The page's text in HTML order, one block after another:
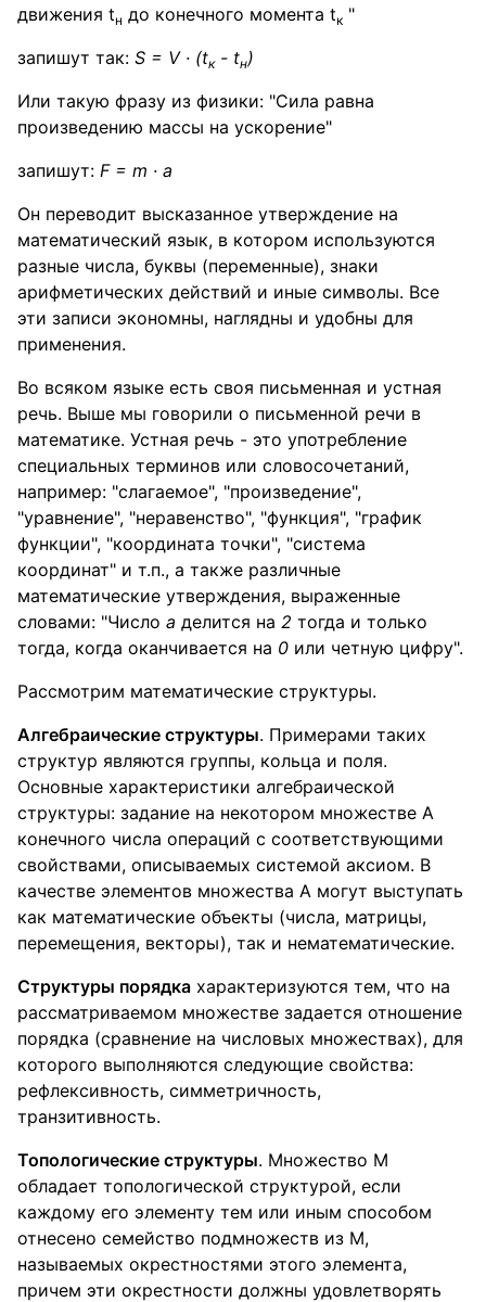
движения tн до конечного момента tк "
запишут так: S = V · (tк- tн)
Или такую фразу из физики: "Сила равна
произведению массы на ускорение"
запишут: F = m · a
Он переводит высказанное утверждение на
математический язык, в котором используются
разные числа, буквы (переменные), знаки
арифметических действий и иные символы. Все
эти записи экономны, наглядны и удобны для
применения.
Во всяком языке есть своя письменная и устная
речь. Выше мы говорили о письменной речи в
математике. Устная речь - это употребление
специальных терминов или словосочетаний,
например: "слагаемое", "произведение",
"уравнение", "неравенство", "функция", "график
функции", "координата точки", "система
координат" и т.п., а также различные
математические утверждения, выраженные
словами: "Число а делится на 2 тогда и только
тогда, когда оканчивается на 0 или четную цифру".
Рассмотрим математические структуры.
Алгебраические структуры. Примерами таких
структур являются группы, кольца и поля.
Основные характеристики алгебраической
структуры: задание на некотором множестве А
конечного числа операций с соответствующими
свойствами, описываемых системой аксиом. В
качестве элементов множества А могут выступать
как математические объекты (числа, матрицы,
перемещения, векторы), так и нематематические.
Структуры порядка характеризуются тем, что на
рассматриваемом множестве задается отношение
порядка (сравнение на числовых множествах), для
которого выполняются следующие свойства:
рефлексивность, симметричность,
транзитивность.
Топологические структуры. Множество М
обладает топологической структурой, если
каждому его элементу тем или иным способом
отнесено семейство подмножеств из М,
называемых окрестностями этого элемента,
причем эти окрестности должны удовлетворять